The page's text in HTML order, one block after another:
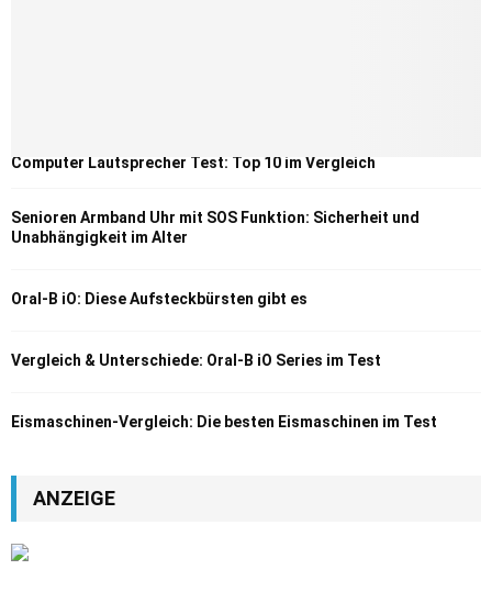
Computer Lautsprecher Test: Top 10 im Vergleich
Senioren Armband Uhr mit SOS Funktion: Sicherheit und
Unabhängigkeit im Alter
Oral-B iO: Diese Aufsteckbürsten gibt es
Vergleich & Unterschiede: Oral-B iO Series im Test
Eismaschinen-Vergleich: Die besten Eismaschinen im Test
ANZEIGE